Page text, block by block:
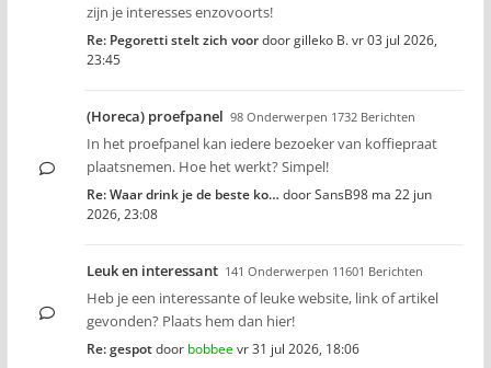
zijn je interesses enzovoorts!
Re: Pegoretti stelt zich voordoorgilleko B.vr 03 jul 2026,
23:45
(Horeca) proefpanel 98 Onderwerpen 1732 Berichten
In het proefpanel kan iedere bezoeker van koffiepraat
plaatsnemen. Hoe het werkt? Simpel!
Re: Waar drink je de beste ko… doorSansB98 ma 22 jun
2026, 23:08
Leuk en interessant 141 Onderwerpen 11601 Berichten
Heb je een interessante of leuke website, link of artikel
gevonden? Plaats hem dan hier!
Re: gespotdoor bobbeevr 31 jul 2026, 18:06